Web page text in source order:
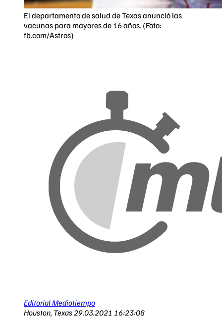
El departamento de salud de Texas anunció las
vacunas para mayores de 16 años. (Foto:
fb.com/Astros)
Editorial Mediotiempo
Houston, Texas29.03.2021 16:23:08